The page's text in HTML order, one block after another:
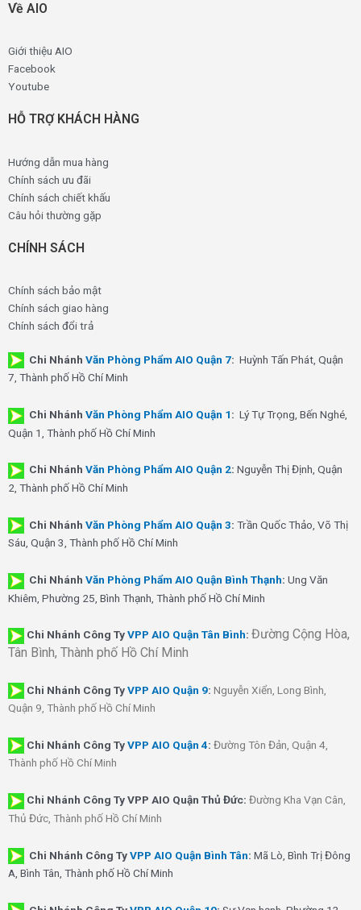
Về AIO
Giới thiệu AIO
Facebook
Youtube
HỖ TRỢ KHÁCH HÀNG
Hướng dẫn mua hàng
Chính sách ưu đãi
Chính sách chiết khấu
Câu hỏi thường gặp
CHÍNH SÁCH
Chính sách bảo mật
Chính sách giao hàng
Chính sách đổi trả
Chi Nhánh Văn Phòng Phẩm AIO Quận 7: Huỳnh Tấn Phát, Quận
7, Thành phố Hồ Chí Minh
Chi Nhánh Văn Phòng Phẩm AIO Quận 1: Lý Tự Trọng, Bến Nghé,
Quận 1, Thành phố Hồ Chí Minh
Chi Nhánh Văn Phòng Phẩm AIO Quận 2: Nguyễn Thị Định, Quận
2, Thành phố Hồ Chí Minh
Chi Nhánh Văn Phòng Phẩm AIO Quận 3: Trần Quốc Thảo, Võ Thị
Sáu, Quận 3, Thành phố Hồ Chí Minh
Chi Nhánh Văn Phòng Phẩm AIO Quận Bình Thạnh: Ung Văn
Khiêm, Phường 25, Bình Thạnh, Thành phố Hồ Chí Minh
Chi Nhánh Công TyVPP AIO Quận Tân Bình: Đường Cộng Hòa,
Tân Bình, Thành phố Hồ Chí Minh
Chi Nhánh Công TyVPP AIO Quận 9: Nguyễn Xiển, Long Bình,
Quận 9, Thành phố Hồ Chí Minh
Chi Nhánh Công TyVPP AIO Quận 4: Đường Tôn Đản, Quận 4,
Thành phố Hồ Chí Minh
Chi Nhánh Công Ty VPP AIO Quận Thủ Đức: Đường Kha Vạn Cân,
Thủ Đức, Thành phố Hồ Chí Minh
Chi Nhánh Công TyVPP AIO Quận Bình Tân: Mã Lò, Bình Trị Đông
A, Bình Tân, Thành phố Hồ Chí Minh